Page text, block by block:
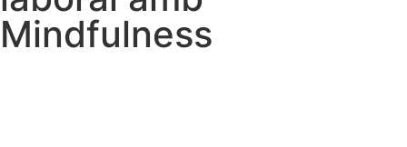
Mindfulness